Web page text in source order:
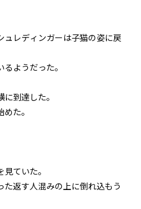
レディンガーは子猫の姿に戻
ようだった。
到達した。
た。
ていた。
返す人混みの上に倒れ込もう